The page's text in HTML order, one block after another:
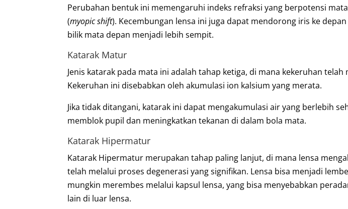
Perubahan bentuk ini memengaruhi indeks refraksi yang berpotensi
(myopic shift). Kecembungan lensa ini juga dapat mendorong iris ke
bilik mata depan menjadi lebih sempit.
Katarak Matur
Jenis katarak pada mata ini adalah tahap ketiga, di mana kekeruhan
Kekeruhan ini disebabkan oleh akumulasi ion kalsium yang merata.
Jika tidak ditangani, katarak ini dapat mengakumulasi air yang berlebih
memblok pupil dan meningkatkan tekanan di dalam bola mata.
Katarak Hipermatur
Katarak Hipermatur merupakan tahap paling lanjut, di mana lensa
telah melalui proses degenerasi yang signifikan. Lensa bisa menjadi
mungkin merembes melalui kapsul lensa, yang bisa menyebabkan
lain di luar lensa.